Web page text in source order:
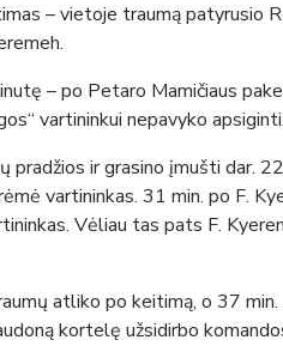
– vietoje traumą patyrusio
– po Petaro Mamičiaus
vartininkui nepavyko apsiginti.
pradžios ir grasino įmušti dar.
vartininkas. 31 min. po F.
Vėliau tas pats F.
atliko po keitimą, o 37 min.
kortelę užsidirbo